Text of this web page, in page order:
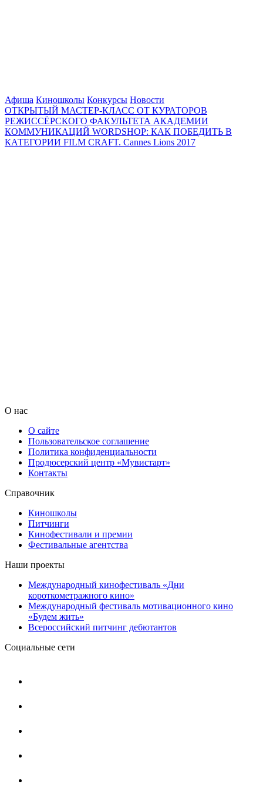
Афиша Киношколы Конкурсы Новости
ОТКРЫТЫЙ МАСТЕР-КЛАСС ОТ КУРАТОРОВ
РЕЖИССЁРСКОГО ФАКУЛЬТЕТА АКАДЕМИИ
КОММУНИКАЦИЙ WORDSHOP: КАК ПОБЕДИТЬ В
КАТЕГОРИИ FILM CRAFT. Cannes Lions 2017
О нас
О сайте
Пользовательское соглашение
Политика конфиденциальности
Продюсерский центр «Мувистарт»
Контакты
Справочник
Киношколы
Питчинги
Кинофестивали и премии
Фестивальные агентства
Наши проекты
Международный кинофестиваль «Дни
короткометражного кино»
Международный фестиваль мотивационного кино
«Будем жить»
Всероссийский питчинг дебютантов
Социальные сети